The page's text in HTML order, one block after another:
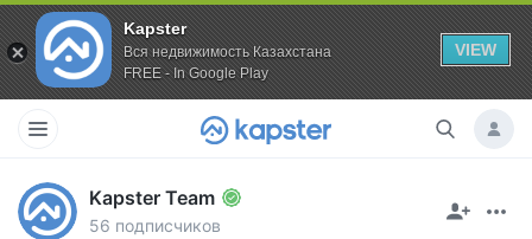
Kapster
Вся недвижимость Казахстана
FREE - In Google Play
VIEW
Kapster Team
56 подписчиков